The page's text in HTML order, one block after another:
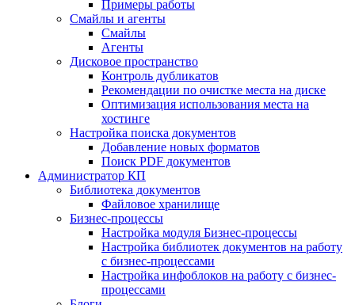
Примеры работы
Смайлы и агенты
Смайлы
Агенты
Дисковое пространство
Контроль дубликатов
Рекомендации по очистке места на диске
Оптимизация использования места на
хостинге
Настройка поиска документов
Добавление новых форматов
Поиск PDF документов
Администратор КП
Библиотека документов
Файловое хранилище
Бизнес-процессы
Настройка модуля Бизнес-процессы
Настройка библиотек документов на работу
с бизнес-процессами
Настройка инфоблоков на работу с бизнес-
процессами